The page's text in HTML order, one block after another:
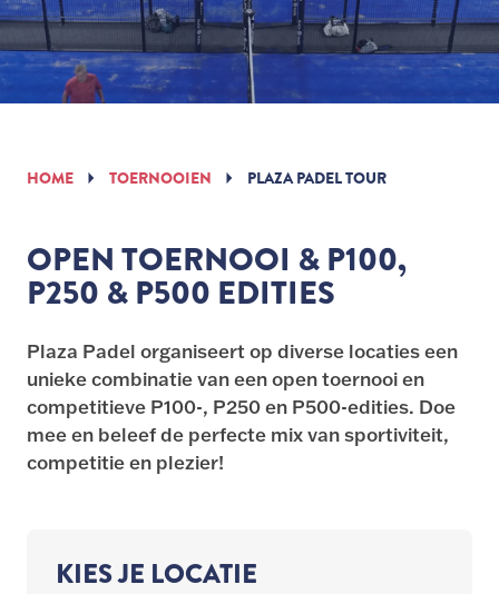
HOME TOERNOOIEN PLAZA PADEL TOUR
OPEN TOERNOOI & P100,
P250 & P500 EDITIES
Plaza Padel organiseert op diverse locaties een
unieke combinatie van een open toernooi en
competitieve P100-, P250 en P500-edities. Doe
mee en beleef de perfecte mix van sportiviteit,
competitie en plezier!
KIES JE LOCATIE